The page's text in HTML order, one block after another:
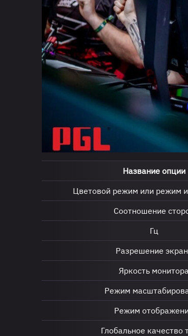
Название опции
Цветовой режим или режим
Соотношение
Гц
Разрешение
Яркость монитора
Режим
Режим
Глобальное качество